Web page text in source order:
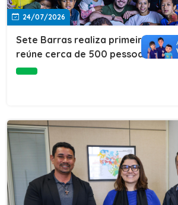
24/07/2026
Sete Barras realiza primeira
reúne cerca de 500 pessoas na